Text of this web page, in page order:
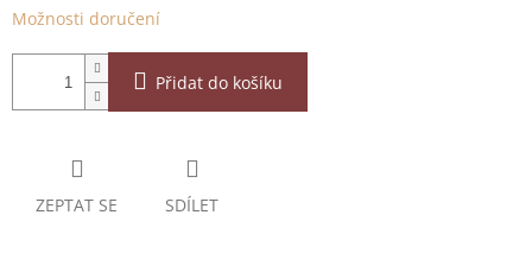
Možnosti doručení
Přidat do košíku
ZEPTAT SE SDÍLET